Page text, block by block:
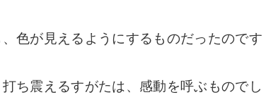
色が見えるようにするものだったのです
ち震えるすがたは、感動を呼ぶものでし